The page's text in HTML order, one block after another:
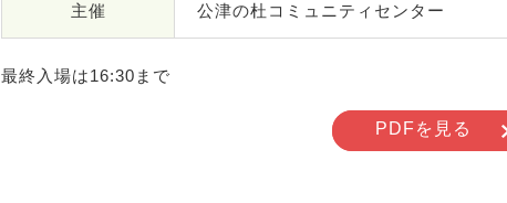
主催 公津の杜コミュニティセンター
最終入場は16:30まで
PDFを見る